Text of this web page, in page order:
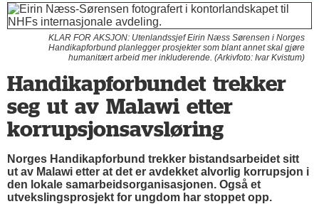
KLAR FOR AKSJON: Utenlandssjef Eirin Næss Sørensen i Norges
Handikapforbund planlegger prosjekter som blant annet skal gjøre
humanitært arbeid mer inkluderende. (Arkivfoto: Ivar Kvistum)
Handikapforbundet trekker
seg ut av Malawi etter
korrupsjonsavsløring
Norges Handikapforbund trekker bistandsarbeidet sitt
ut av Malawi etter at det er avdekket alvorlig korrupsjon i
den lokale samarbeidsorganisasjonen. Også et
utvekslingsprosjekt for ungdom har stoppet opp.